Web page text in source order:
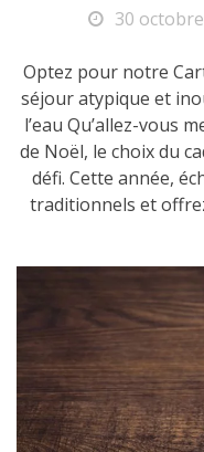
30
Optez pour notre
séjour atypique et
l’eau Qu’allez-vous
de Noël, le choix du
défi. Cette année,
traditionnels et